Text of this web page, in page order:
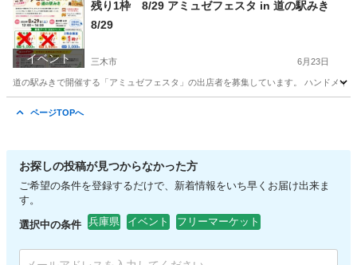
イベント
残り1枠 8/29 アミュゼフェスタ in 道の駅みき
8/29
三木市 6月23日
道の駅みきで開催する「アミュゼフェスタ」の出店者を募集しています。 ハンドメ
ページTOPへ
お探しの投稿が見つからなかった方
ご希望の条件を登録するだけで、新着情報をいち早くお届け出来ま
す。
選択中の条件 兵庫県 イベント フリーマーケット